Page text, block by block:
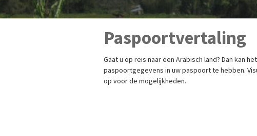
Paspoortvertaling
Gaat u op reis naar een Arabisch land? Dan kan
paspoortgegevens in uw paspoort te hebben.
op voor de mogelijkheden.